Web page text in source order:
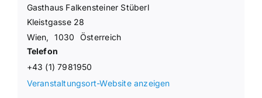
Gasthaus Falkensteiner Stüberl
Kleistgasse 28
Wien, 1030
Österreich
Telefon
+43 (1) 7981950
Veranstaltungsort-Website anzeigen